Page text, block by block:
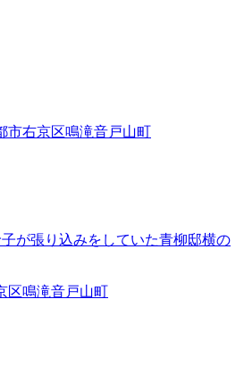
市右京区鳴滝音戸山町
が張り込みをしていた青柳邸横の
区鳴滝音戸山町